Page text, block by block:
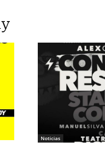
Noticias